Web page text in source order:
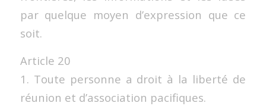
par quelque moyen d’expression que ce
soit.
Article 20
1. Toute personne a droit à la liberté de
réunion et d’association pacifiques.